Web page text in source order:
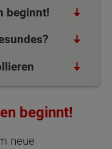
beginnt!
beginnt!
neue